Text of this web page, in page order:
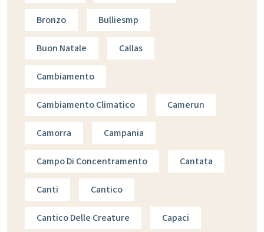
Bronzo Bulliesmp
Buon Natale Callas
Cambiamento
Cambiamento Climatico Camerun
Camorra Campania
Campo Di Concentramento Cantata
Canti Cantico
Cantico Delle Creature Capaci